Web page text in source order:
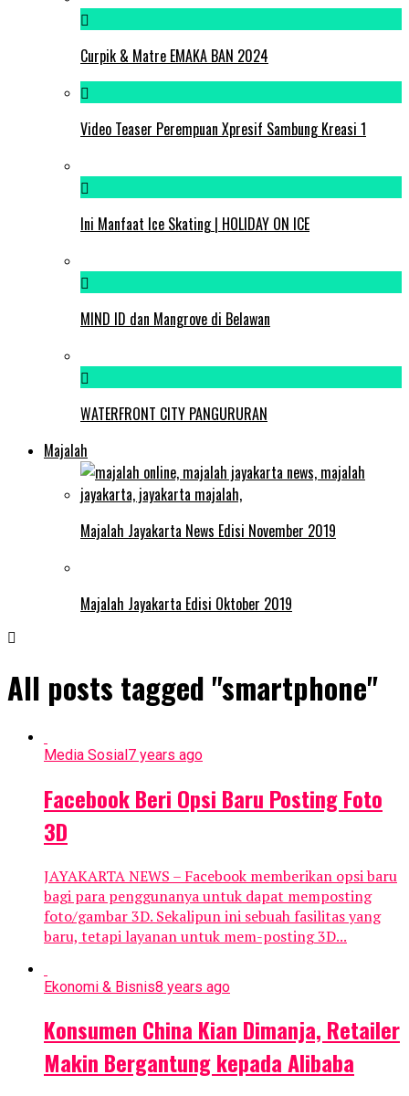
Curpik & Matre EMAKA BAN 2024
Video Teaser Perempuan Xpresif Sambung Kreasi 1
Ini Manfaat Ice Skating | HOLIDAY ON ICE
MIND ID dan Mangrove di Belawan
WATERFRONT CITY PANGURURAN
Majalah
Majalah Jayakarta News Edisi November 2019
Majalah Jayakarta Edisi Oktober 2019
All posts tagged "smartphone"
Media Sosial7 years ago
Facebook Beri Opsi Baru Posting Foto
3D
JAYAKARTA NEWS – Facebook memberikan opsi baru
bagi para penggunanya untuk dapat memposting
foto/gambar 3D. Sekalipun ini sebuah fasilitas yang
baru, tetapi layanan untuk mem-posting 3D...
Ekonomi & Bisnis8 years ago
Konsumen China Kian Dimanja, Retailer
Makin Bergantung kepada Alibaba